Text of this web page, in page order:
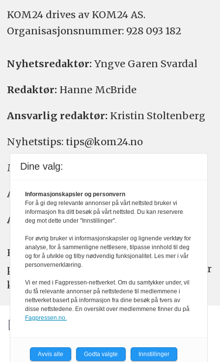
KOM24 drives av KOM24 AS.
Organisasjons­nummer: 928 093 182
Nyhetsredaktør: Yngve Garen Svardal
Redaktør: Hanne McBride
Ansvarlig redaktør: Kristin Stoltenberg
Nyhetstips: tips@kom24.no
Meninger: meninger@kom24.no
Annonse: annonse@watchmedia.no
Abonnement:kom24@watchmedia.no
KOM24 arbeider etter Vær Varsom-
plakatens regler for god presseskikk. Her
kan du lese mer omPFUsarbeid.
Dine valg:
Informasjonskapsler og personvern
For å gi deg relevante annonser på vårt nettsted bruker vi
informasjon fra ditt besøk på vårt nettsted. Du kan reservere
deg mot dette under "Innstillinger".
For øvrig bruker vi informasjonskapsler og lignende verktøy for
analyse, for å sammenligne nettlesere, tilpasse innhold til deg
og for å utvikle og tilby nødvendig funksjonalitet. Les mer i vår
personvernerklæring.
Vi er med i Fagpressen-nettverket. Om du samtykker under, vil
du få relevante annonser på nettstedene til medlemmene i
nettverket basert på informasjon fra dine besøk på tvers av
disse nettstedene. En oversikt over medlemmene finner du på
Fagpressen.no.
Avvis alle Godta valgte Innstillinger